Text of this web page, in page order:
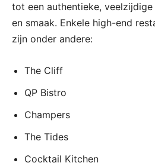
tot een authentieke,
en smaak. Enkele high-end
zijn onder andere:
The Cliff
QP Bistro
Champers
The Tides
Cocktail Kitchen